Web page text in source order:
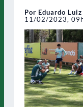
Por Eduardo Luiz
11/02/2023,